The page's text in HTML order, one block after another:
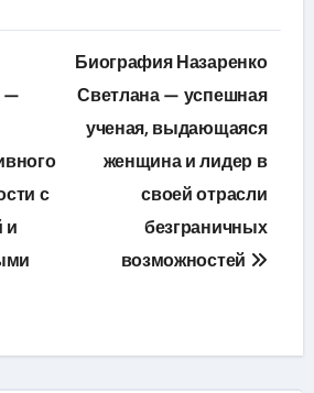
—
с
и
Биография Назаренко
Светлана — успешная
ученая, выдающаяся
женщина и лидер в
своей отрасли
безграничных
возможностей